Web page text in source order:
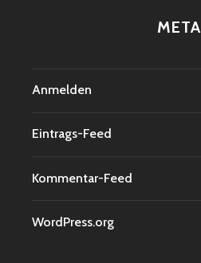
META
Anmelden
Eintrags-Feed
Kommentar-Feed
WordPress.org